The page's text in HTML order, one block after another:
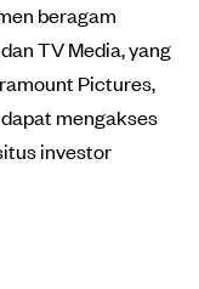
beragam
TV Media, yang
Pictures,
mengakses
investor